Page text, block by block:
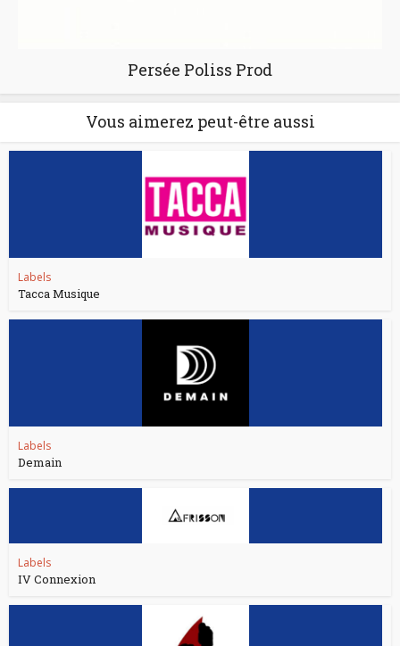
Persée Poliss Prod
Vous aimerez peut-être aussi
Labels
Tacca Musique
Labels
Demain
Labels
IV Connexion